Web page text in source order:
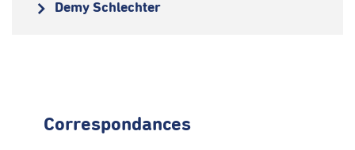
Demy Schlechter
Correspondances